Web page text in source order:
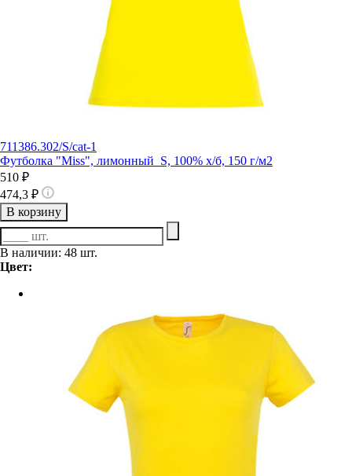
711386.302/S/cat-1
Футболка "Miss", лимонный_S, 100% х/б, 150 г/м2
510 ₽
474,3 ₽
В корзину
В наличии: 48 шт.
Цвет: